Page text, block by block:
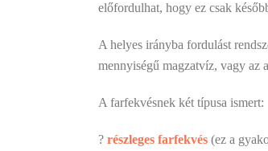
előfordulhat, hogy ez csak
A helyes irányba fordulást
mennyiségű magzatvíz, vagy az
A farfekvésnek két típusa ismert:
? részleges farfekvés (ez a